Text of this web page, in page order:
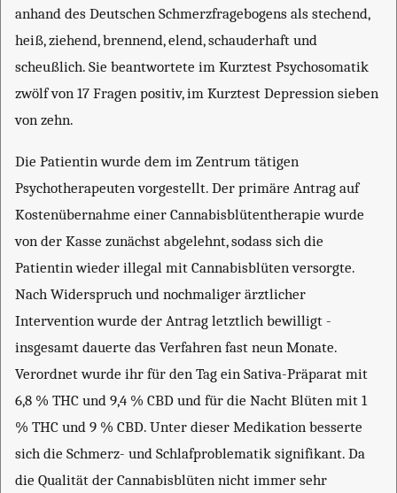
anhand des Deutschen Schmerzfragebogens als stechend,
heiß, ziehend, brennend, elend, schauderhaft und
scheußlich. Sie beantwortete im Kurztest Psychosomatik
zwölf von 17 Fragen positiv, im Kurztest Depression sieben
von zehn.
Die Patientin wurde dem im Zentrum tätigen
Psychotherapeuten vorgestellt. Der primäre Antrag auf
Kostenübernahme einer Cannabisblütentherapie wurde
von der Kasse zunächst abgelehnt, sodass sich die
Patientin wieder illegal mit Cannabisblüten versorgte.
Nach Widerspruch und nochmaliger ärztlicher
Intervention wurde der Antrag letztlich bewilligt -
insgesamt dauerte das Verfahren fast neun Monate.
Verordnet wurde ihr für den Tag ein Sativa-Präparat mit
6,8 % THC und 9,4 % CBD und für die Nacht Blüten mit 1
% THC und 9 % CBD. Unter dieser Medikation besserte
sich die Schmerz- und Schlafproblematik signifikant. Da
die Qualität der Cannabisblüten nicht immer sehr